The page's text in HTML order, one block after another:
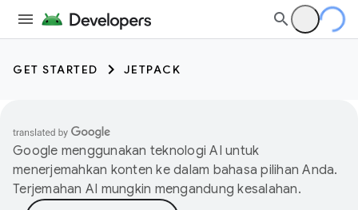
GET STARTED JETPACK
Google menggunakan teknologi AI untuk
menerjemahkan konten ke dalam bahasa pilihan Anda.
Terjemahan AI mungkin mengandung kesalahan.